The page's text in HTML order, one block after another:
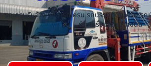
รถเครนรับจ้าง ให้เช่ารถเครน รถบรรทุกติดเครน ร
ย้ายเครื่องจักร ทุกชนิด